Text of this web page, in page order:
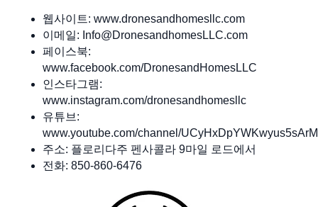
웹사이트: www.dronesandhomesllc.com
이메일: Info@DronesandhomesLLC.com
페이스북:
www.facebook.com/DronesandHomesLLC
인스타그램:
www.instagram.com/dronesandhomesllc
유튜브:
www.youtube.com/channel/
주소: 플로리다주 펜사콜라 9마일 로드에서
전화: 850-860-6476